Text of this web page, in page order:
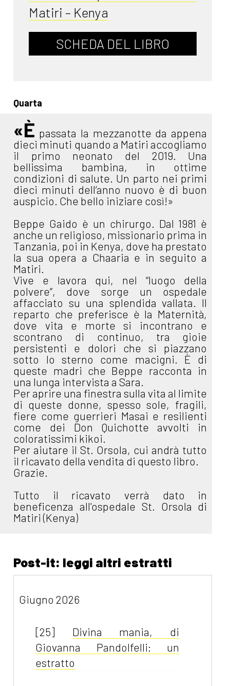
Matiri – Kenya
SCHEDA DEL LIBRO
Quarta
«È passata la mezzanotte da appena
dieci minuti quando a Matiri accogliamo
il primo neonato del 2019. Una
bellissima bambina, in ottime
condizioni di salute. Un parto nei primi
dieci minuti dell’anno nuovo è di buon
auspicio. Che bello iniziare così!»
Beppe Gaido è un chirurgo. Dal 1981 è
anche un religioso, missionario prima in
Tanzania, poi in Kenya, dove ha prestato
la sua opera a Chaaria e in seguito a
Matiri.
Vive e lavora qui, nel “luogo della
polvere”, dove sorge un ospedale
affacciato su una splendida vallata. Il
reparto che preferisce è la Maternità,
dove vita e morte si incontrano e
scontrano di continuo, tra gioie
persistenti e dolori che si piazzano
sotto lo sterno come macigni. È di
queste madri che Beppe racconta in
una lunga intervista a Sara.
Per aprire una finestra sulla vita al limite
di queste donne, spesso sole, fragili,
fiere come guerrieri Masai e resilienti
come dei Don Quichotte avvolti in
coloratissimi kikoi.
Per aiutare il St. Orsola, cui andrà tutto
il ricavato della vendita di questo libro.
Grazie.
Tutto il ricavato verrà dato in
beneficenza all'ospedale St. Orsola di
Matiri (Kenya)
Post-it: leggi altri estratti
Giugno 2026
[25] Divina mania, di
Giovanna Pandolfelli: un
estratto